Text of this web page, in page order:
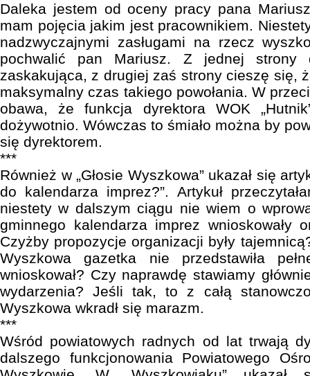
Daleka jestem od oceny pracy pana
mam pojęcia jakim jest pracownikiem.
nadzwyczajnymi zasługami na rzecz
pochwalić pan Mariusz. Z jednej strony
zaskakująca, z drugiej zaś strony cieszę się,
maksymalny czas takiego powołania. W
obawa, że funkcja dyrektora WOK
dożywotnio. Wówczas to śmiało można by
się dyrektorem.
***
Również w „Głosie Wyszkowa” ukazał się
do kalendarza imprez?”. Artykuł
niestety w dalszym ciągu nie wiem o
gminnego kalendarza imprez wnioskowały
Czyżby propozycje organizacji były
Wyszkowa gazetka nie przedstawiła
wnioskował? Czy naprawdę stawiamy
wydarzenia? Jeśli tak, to z całą
Wyszkowa wkradł się marazm.
***
Wśród powiatowych radnych od lat trwają
dalszego funkcjonowania Powiatowego